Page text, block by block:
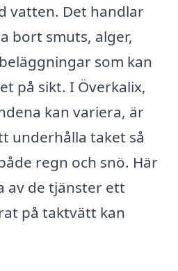
vatten. Det handlar
bort smuts, alger,
som kan
på sikt. I Överkalix,
kan variera, är
underhålla taket så
regn och snö. Här
av de tjänster ett
på taktvätt kan